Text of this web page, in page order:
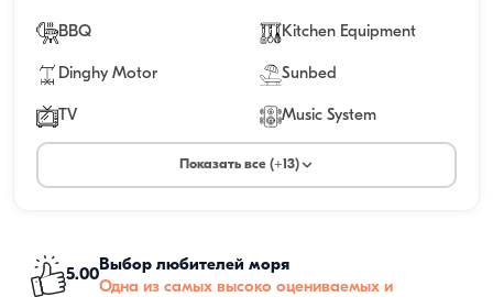
BBQ Kitchen Equipment
Dinghy Motor Sunbed
TV Music System
Показать все (+13)
5.00
Выбор любителей моря
Одна из самых высоко оцениваемых и